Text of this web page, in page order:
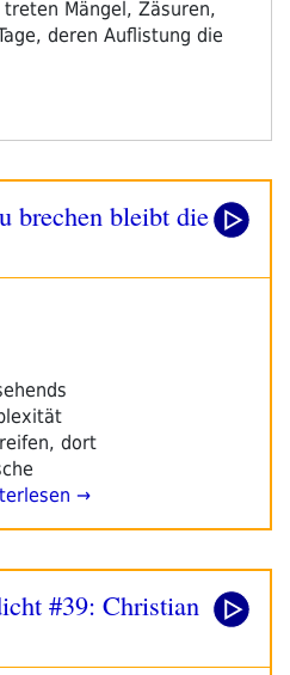
Mängel, Zäsuren,
deren Auflistung die
brechen bleibt die
dort
→
#39: Christian